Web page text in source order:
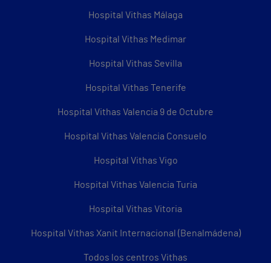
Hospital Vithas Málaga
Hospital Vithas Medimar
Hospital Vithas Sevilla
Hospital Vithas Tenerife
Hospital Vithas Valencia 9 de Octubre
Hospital Vithas Valencia Consuelo
Hospital Vithas Vigo
Hospital Vithas Valencia Turia
Hospital Vithas Vitoria
Hospital Vithas Xanit Internacional (Benalmádena)
Todos los centros Vithas